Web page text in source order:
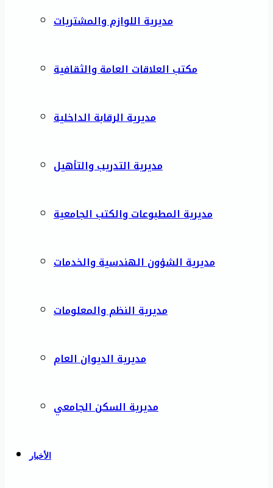
مديرية اللوازم والمشتريات
مكتب العلاقات العامة والثقافية
مديرية الرقابة الداخلية
مديرية التدريب والتأهيل
مديرية المطبوعات والكتب الجامعية
مديرية الشؤون الهندسية والخدمات
مديرية النظم والمعلومات
مديرية الديوان العام
مديرية السكن الجامعي
الأخبار